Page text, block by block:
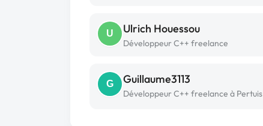
U Ulrich Houessou
Développeur C++ freelance
G Guillaume3113
Développeur C++ freelance à Pertuis